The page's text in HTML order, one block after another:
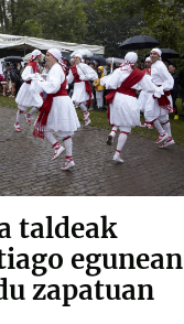
taldeak
egunean
zapatuan